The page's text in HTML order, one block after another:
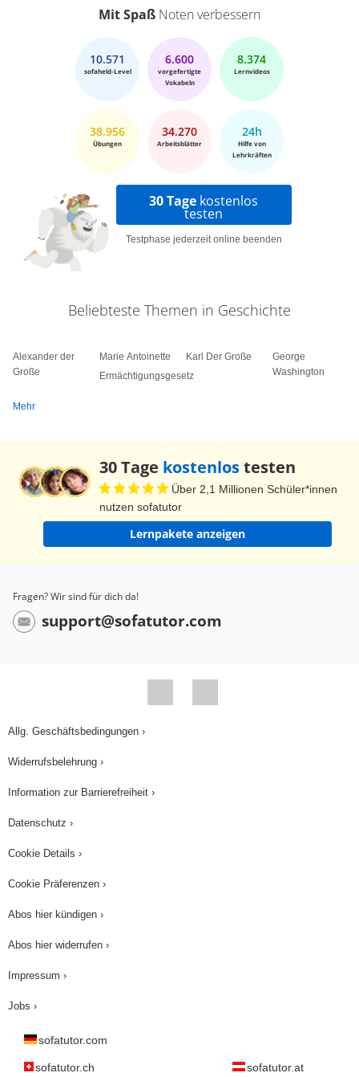
Mit Spaß Noten verbessern
10.571
sofaheld-Level
6.600
vorgefertigte
Vokabeln
8.374
Lernvideos
38.956
Übungen
34.270
Arbeitsblätter
24h
Hilfe von
Lehrkräften
30 Tage kostenlos
testen
Testphase jederzeit online beenden
Beliebteste Themen in Geschichte
Alexander der
Große
Marie Antoinette
Ermächtigungsgesetz
Karl Der Große
George
Washington
Mehr
30 Tage kostenlostesten
Über 2,1 Millionen Schüler*innen
nutzen sofatutor
Lernpakete anzeigen
Fragen? Wir sind für dich da!
support@sofatutor.com
Allg. Geschäftsbedingungen ›
Widerrufsbelehrung ›
Information zur Barrierefreiheit ›
Datenschutz ›
Cookie Details ›
Cookie Präferenzen ›
Abos hier kündigen ›
Abos hier widerrufen ›
Impressum ›
Jobs ›
sofatutor.com
sofatutor.ch sofatutor.at